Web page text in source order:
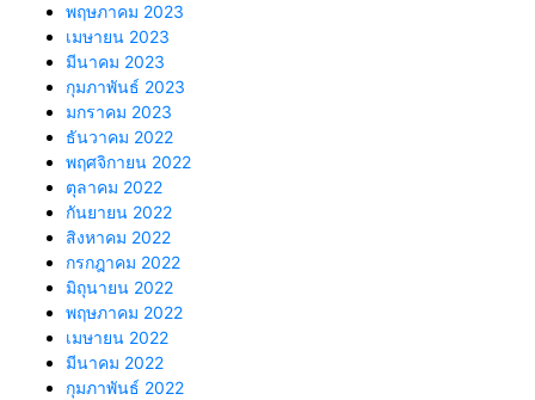
พฤษภาคม 2023
เมษายน 2023
มีนาคม 2023
กุมภาพันธ์ 2023
มกราคม 2023
ธันวาคม 2022
พฤศจิกายน 2022
ตุลาคม 2022
กันยายน 2022
สิงหาคม 2022
กรกฎาคม 2022
มิถุนายน 2022
พฤษภาคม 2022
เมษายน 2022
มีนาคม 2022
กุมภาพันธ์ 2022